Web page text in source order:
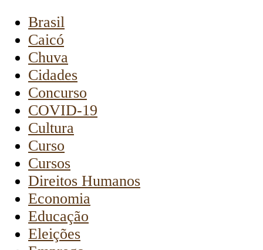
Brasil
Caicó
Chuva
Cidades
Concurso
COVID-19
Cultura
Curso
Cursos
Direitos Humanos
Economia
Educação
Eleições